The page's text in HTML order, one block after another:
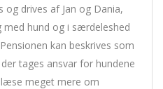
og drives af Jan og Dania,
hund og i særdeleshed
kan beskrives som
tages ansvar for hundene
læse meget mere om